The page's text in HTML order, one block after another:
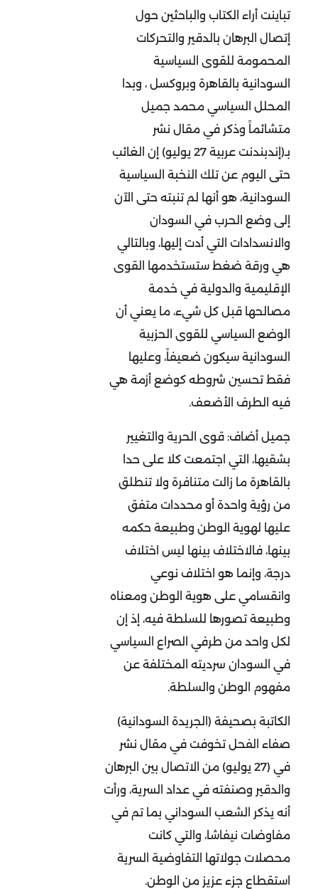
تباينت أراء الكتاب والباحثين حول
إتصال البرهان بالدقير والتحركات
المحمومة للقوى السياسية
السودانية بالقاهرة وبروكسل ، وبدا
المحلل السياسي محمد جميل
متشائماً وذكر في مقال نشر
بـ(إندبندنت عربية 27 يوليو) إن الغائب
حتى اليوم عن تلك النخبة السياسية
السودانية، هو أنها لم تنبته حتى الآن
إلى وضع الحرب في السودان
والانسدادات التي أدت إليها، وبالتالي
هي ورقة ضغط ستستخدمها القوى
الإقليمية والدولية في خدمة
مصالحها قبل كل شيء، ما يعني أن
الوضع السياسي للقوى الحزبية
السودانية سيكون ضعيفاً، وعليها
فقط تحسين شروطه كوضع أزمة هي
فيه الطرف الأضعف.
جميل أضاف: قوى الحرية والتغيير
بشقيها، التي اجتمعت كلا على حدا
بالقاهرة ما زالت متنافرة ولا تنطلق
من رؤية واحدة أو محددات متفق
عليها لهوية الوطن وطبيعة حكمه
بينها، فالاختلاف بينها ليس اختلاف
درجة، وإنما هو اختلاف نوعي
وانقسامي على هوية الوطن ومعناه
وطبيعة تصورها للسلطة فيه، إذ إن
لكل واحد من طرفي الصراع السياسي
في السودان سرديته المختلفة عن
مفهوم الوطن والسلطة.
الكاتبة بصحيفة (الجريدة السودانية)
صفاء الفحل تخوفت في مقال نشر
في (27 يوليو) من الاتصال بين البرهان
والدقير وصنفته في عداد السرية، ورأت
أنه يذكر الشعب السوداني بما تم في
مفاوضات نيفاشا، والتي كانت
محصلات جولاتها التفاوضية السرية
استقطاع جزء عزيز من الوطن.